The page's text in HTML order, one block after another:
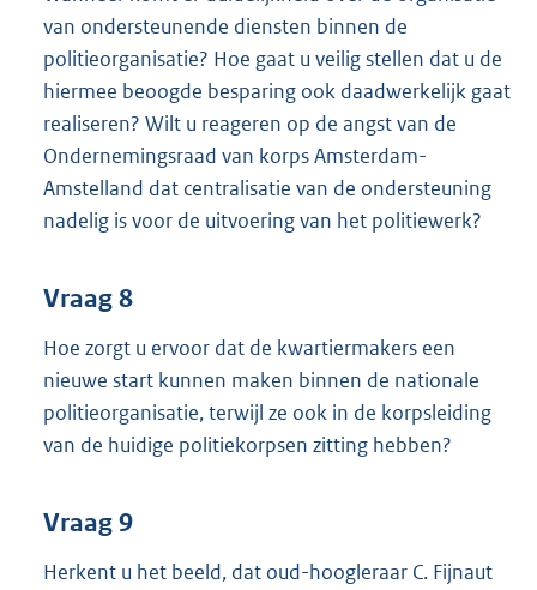
van ondersteunende diensten binnen de
politieorganisatie? Hoe gaat u veilig stellen dat u de
hiermee beoogde besparing ook daadwerkelijk gaat
realiseren? Wilt u reageren op de angst van de
Ondernemingsraad van korps Amsterdam-
Amstelland dat centralisatie van de ondersteuning
nadelig is voor de uitvoering van het politiewerk?
Vraag 8
Hoe zorgt u ervoor dat de kwartiermakers een
nieuwe start kunnen maken binnen de nationale
politieorganisatie, terwijl ze ook in de korpsleiding
van de huidige politiekorpsen zitting hebben?
Vraag 9
Herkent u het beeld, dat oud-hoogleraar C. Fijnaut